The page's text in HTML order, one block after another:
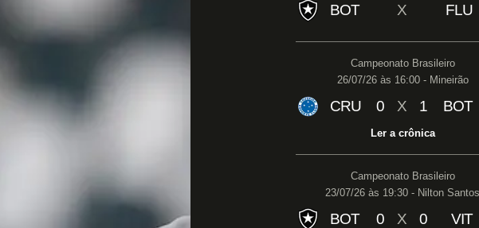
BOT X FLU
Campeonato Brasileiro
26/07/26 às 16:00 - Mineirão
CRU 0 X 1 BOT
Ler a crônica
Campeonato Brasileiro
23/07/26 às 19:30 - Nilton Santos
BOT 0 X 0 VIT